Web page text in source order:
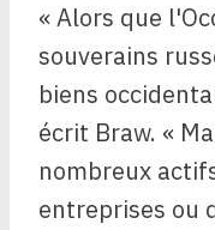
« Alors que
souverains
biens
écrit Braw. «
nombreux
entreprises ou